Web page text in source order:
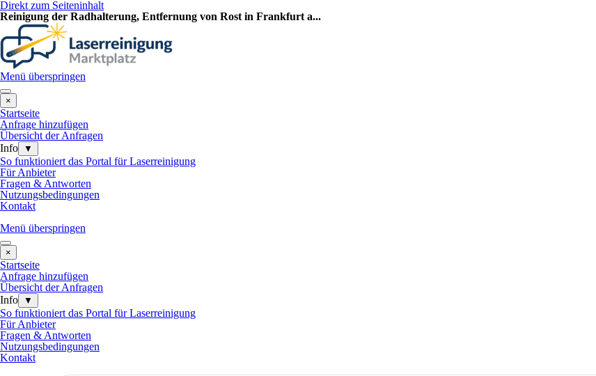
Direkt zum Seiteninhalt
Reinigung der Radhalterung, Entfernung von Rost in Frankfurt a...
Menü überspringen
×
Startseite
Anfrage hinzufügen
Übersicht der Anfragen
Info
▼
So funktioniert das Portal für Laserreinigung
Für Anbieter
Fragen & Antworten
Nutzungsbedingungen
Kontakt
Menü überspringen
×
Startseite
Anfrage hinzufügen
Übersicht der Anfragen
Info
▼
So funktioniert das Portal für Laserreinigung
Für Anbieter
Fragen & Antworten
Nutzungsbedingungen
Kontakt